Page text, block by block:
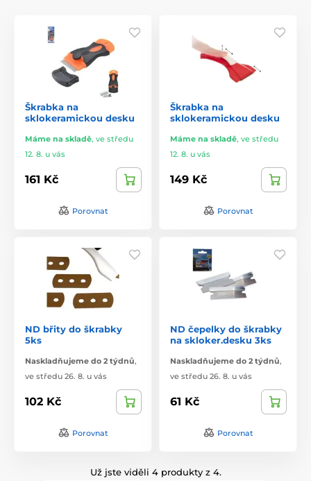
Škrabka na
sklokeramickou desku
Máme na skladě, ve středu
12. 8. u vás
161 Kč
Porovnat
Škrabka na
sklokeramickou desku
Máme na skladě, ve středu
12. 8. u vás
149 Kč
Porovnat
ND břity do škrabky
5ks
Naskladňujeme do 2 týdnů,
ve středu 26. 8. u vás
102 Kč
Porovnat
ND čepelky do škrabky
na skloker.desku 3ks
Naskladňujeme do 2 týdnů,
ve středu 26. 8. u vás
61 Kč
Porovnat
Už jste viděli 4 produkty z 4.